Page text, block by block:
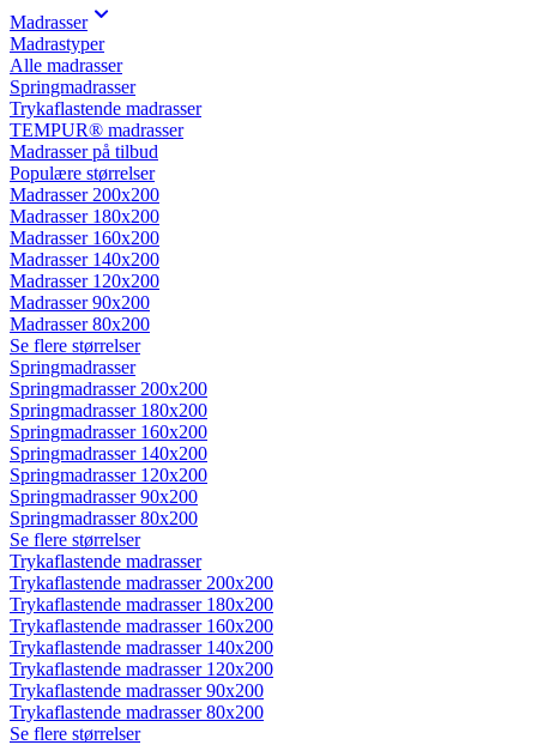
Madrasser
Madrastyper
Alle madrasser
Springmadrasser
Trykaflastende madrasser
TEMPUR® madrasser
Madrasser på tilbud
Populære størrelser
Madrasser 200x200
Madrasser 180x200
Madrasser 160x200
Madrasser 140x200
Madrasser 120x200
Madrasser 90x200
Madrasser 80x200
Se flere størrelser
Springmadrasser
Springmadrasser 200x200
Springmadrasser 180x200
Springmadrasser 160x200
Springmadrasser 140x200
Springmadrasser 120x200
Springmadrasser 90x200
Springmadrasser 80x200
Se flere størrelser
Trykaflastende madrasser
Trykaflastende madrasser 200x200
Trykaflastende madrasser 180x200
Trykaflastende madrasser 160x200
Trykaflastende madrasser 140x200
Trykaflastende madrasser 120x200
Trykaflastende madrasser 90x200
Trykaflastende madrasser 80x200
Se flere størrelser